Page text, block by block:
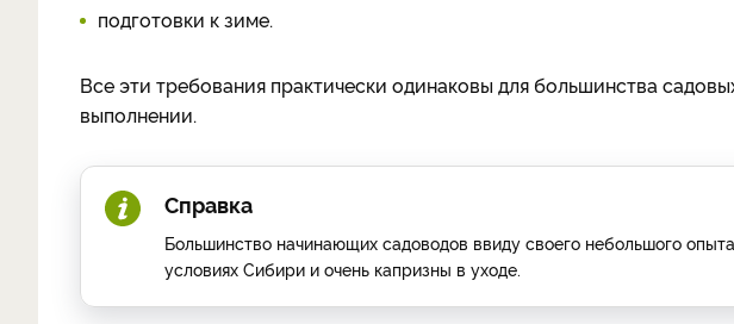
подготовки к зиме.
Все эти требования практически одинаковы для большинства
выполнении.
Справка
Большинство начинающих садоводов ввиду своего небольшого
условиях Сибири и очень капризны в уходе.